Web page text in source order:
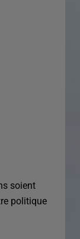
soient
politique